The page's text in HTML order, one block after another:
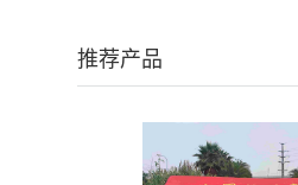
推荐产品